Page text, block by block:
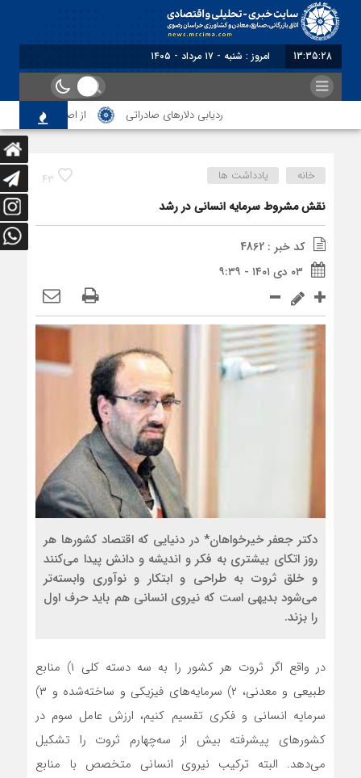
13:35:28 برابر با : Saturday - 8 August - 2026
ردیابی دلارهای صادراتی از اصلاح مقررات
43 خانه یادداشت ها
نقش مشروط سرمایه انسانی در رشد
کد خبر : 4862
۰۳ دی ۱۴۰۱ - ۹:۳۹
دکتر جعفر خيرخواهان* در دنیایی که اقتصاد کشورها هر
روز اتکای بیشتری به فکر و اندیشه و دانش پیدا می‌کنند
و خلق ثروت به طراحی و ابتکار و نوآوری وابسته‌‌تر
می‌شود بدیهی است که نیروی انسانی هم باید حرف اول
را بزند.
در واقع اگر ثروت هر کشور را به سه دسته کلی ۱) منابع
طبیعی و معدنی، ۲) سرمایه‌های فیزیکی و ساخته‌‌شده و ۳)
سرمایه انسانی و فکری تقسیم کنیم، ارزش عامل سوم در
کشورهای پیشرفته بیش از سه‌چهارم ثروت را تشکیل
می‌دهد. البته ترکیب نیروی انسانی متخصص با منابع